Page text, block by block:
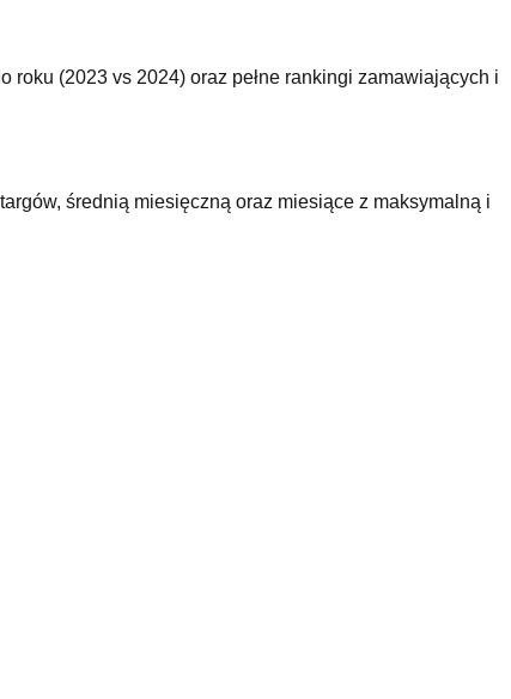
roku (2023 vs 2024) oraz pełne rankingi zamawiających i
średnią miesięczną oraz miesiące z maksymalną i